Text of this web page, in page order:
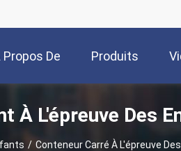
Propos De
Nous
Produits
À L'épreuve Des
/ Conteneur Carré À L'épreuve